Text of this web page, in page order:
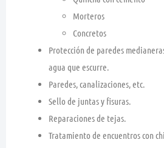
Morteros
Concretos
Protección de paredes
agua que escurre.
Paredes, canalizaciones, etc.
Sello de juntas y fisuras.
Reparaciones de tejas.
Tratamiento de encuentros con